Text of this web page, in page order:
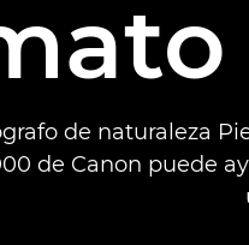
de naturaleza
de Canon puede